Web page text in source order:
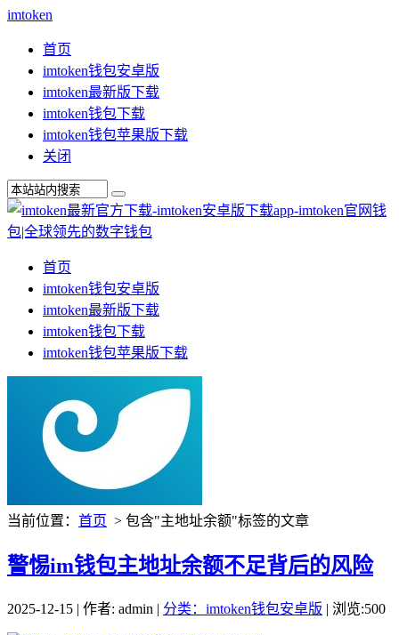
imtoken
首页
imtoken钱包安卓版
imtoken最新版下载
imtoken钱包下载
imtoken钱包苹果版下载
关闭
首页
imtoken钱包安卓版
imtoken最新版下载
imtoken钱包下载
imtoken钱包苹果版下载
当前位置： 首页 > 包含"主地址余额"标签的文章
警惕im钱包主地址余额不足背后的风险
2025-12-15 | 作者: admin | 分类：imtoken钱包安卓版 | 浏览:500